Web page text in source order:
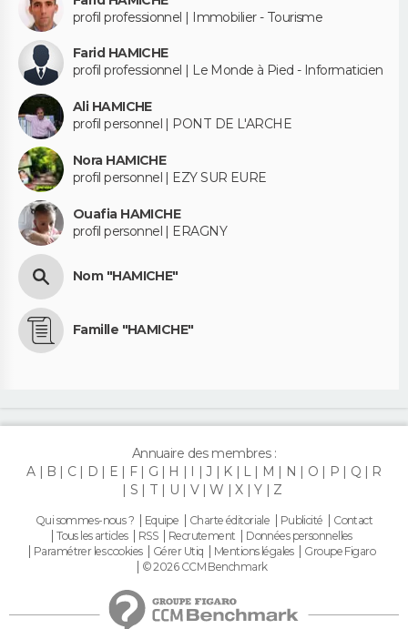
profil professionnel | Immobilier - Tourisme
Farid HAMICHE
profil professionnel | Le Monde à Pied - Informaticien
Ali HAMICHE
profil personnel | PONT DE L'ARCHE
Nora HAMICHE
profil personnel | EZY SUR EURE
Ouafia HAMICHE
profil personnel | ERAGNY
Nom "HAMICHE"
Famille "HAMICHE"
Annuaire des membres :
A
B C D E F G H I J K L M N O P Q
R
S
T U V W X Y Z
Qui sommes-nous ? Equipe Charte éditoriale Publicité
Contact
Tous les articles
RSS Recrutement
Données personnelles
Paramétrer les cookies
Gérer Utiq Mentions légales
Groupe Figaro
© 2026 CCM Benchmark